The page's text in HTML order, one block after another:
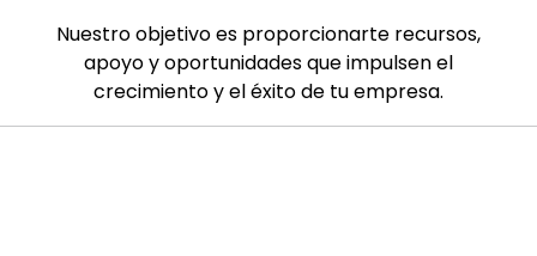
Nuestro objetivo es proporcionarte recursos,
apoyo y oportunidades que impulsen el
crecimiento y el éxito de tu empresa.